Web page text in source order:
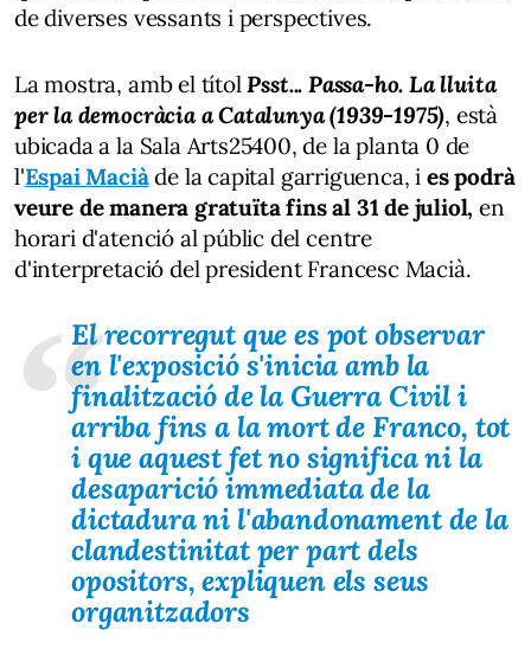
de diverses vessants i perspectives.
La mostra, amb el títol Psst... Passa-ho. La lluita
per la democràcia a Catalunya (1939-1975), està
ubicada a la Sala Arts25400, de la planta 0 de
l'Espai Maciàde la capital garriguenca, i es podrà
veure de manera gratuïta fins al 31 de juliol, en
horari d'atenció al públic del centre
d'interpretació del president Francesc Macià.
El recorregut que es pot observar
en l'exposició s'inicia amb la
finalització de la Guerra Civil i
arriba fins a la mort de Franco, tot
i que aquest fet no significa ni la
desaparició immediata de la
dictadura ni l'abandonament de la
clandestinitat per part dels
opositors, expliquen els seus
organitzadors